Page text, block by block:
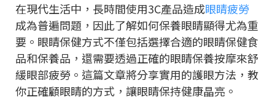
在現代生活中，長時間使用3C產品造成眼睛疲勞
成為普遍問題，因此了解如何保養眼睛顯得尤為重
要。眼睛保健方式不僅包括選擇合適的眼睛保健食
品和保養品，還需要透過正確的眼睛保養按摩來舒
緩眼部疲勞。這篇文章將分享實用的護眼方法，教
你正確顧眼睛的方式，讓眼睛保持健康晶亮。